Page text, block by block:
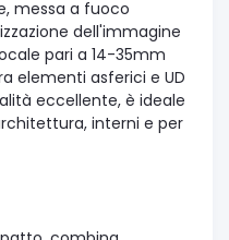
messa a fuoco
dell'immagine
pari a 14-35mm
elementi asferici e UD
eccellente, è ideale
interni e per